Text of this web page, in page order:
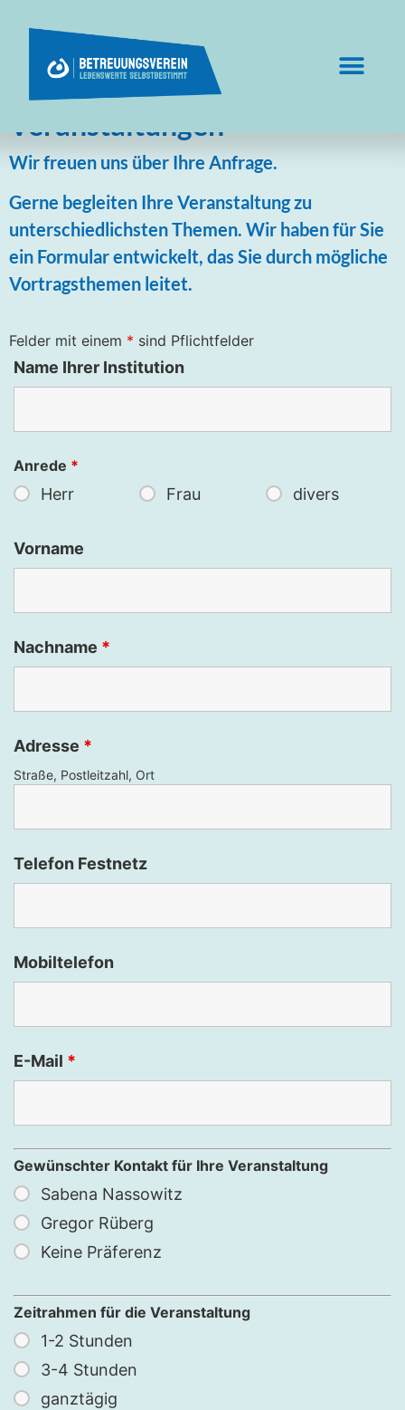
Veranstaltungen
Wir freuen uns über Ihre Anfrage.
Gerne begleiten Ihre Veranstaltung zu
unterschiedlichsten Themen. Wir haben für Sie
ein Formular entwickelt, das Sie durch mögliche
Vortragsthemen leitet.
Felder mit einem * sind Pflichtfelder
Name Ihrer Institution
Anrede *
Herr Frau divers
Vorname
Nachname *
Adresse *
Straße, Postleitzahl, Ort
Telefon Festnetz
Mobiltelefon
E-Mail *
Gewünschter Kontakt für Ihre Veranstaltung
Sabena Nassowitz
Gregor Rüberg
Keine Präferenz
Zeitrahmen für die Veranstaltung
1-2 Stunden
3-4 Stunden
ganztägig